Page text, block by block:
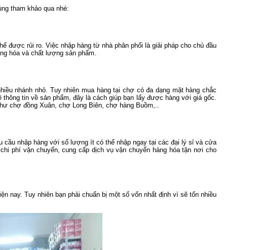
tham khảo qua nhé:
được rủi ro. Việc nhập hàng từ nhà phân phối là giải pháp cho chủ đầu
hóa và chất lượng sản phẩm.
nhánh nhỏ. Tuy nhiên mua hàng tại chợ có đa dạng mặt hàng chắc
tin về sản phẩm, đây là cách giúp bạn lấy được hàng với giá gốc.
chợ đồng Xuân, chợ Long Biên, chợ hàng Buồm,..
cầu nhập hàng với số lượng ít có thể nhập ngay tại các đại lý sỉ và cửa
phí vận chuyển, cung cấp dịch vụ vận chuyển hàng hóa tận nơi cho
nay. Tuy nhiên bạn phải chuẩn bị một số vốn nhất định vì sẽ tốn nhiều